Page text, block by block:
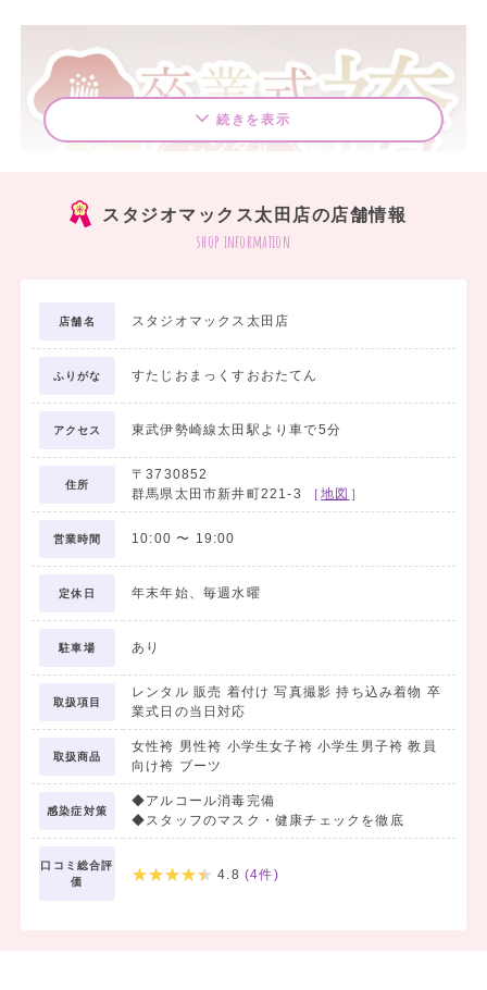
続きを表示
スタジオマックス太田店の店舗情報
shop information
店舗名 スタジオマックス太田店
ふりがな すたじおまっくすおおたてん
アクセス 東武伊勢崎線太田駅より車で5分
住所
〒3730852
群馬県太田市新井町221-3
［地図 ］
営業時間 10:00 〜 19:00
定休日 年末年始、毎週水曜
駐車場 あり
取扱項目
レンタル 販売 着付け 写真撮影 持ち込み着物 卒
業式日の当日対応
取扱商品
女性袴 男性袴 小学生女子袴 小学生男子袴 教員
向け袴 ブーツ
感染症対策
◆アルコール消毒完備
◆スタッフのマスク・健康チェックを徹底
口コミ総合評
価
4.8 (4件)